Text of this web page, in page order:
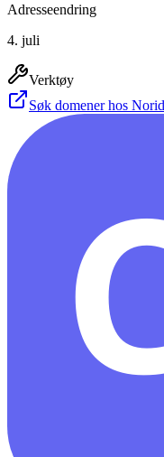
Adresseendring
4. juli
Verktøy
Søk domener hos Norid